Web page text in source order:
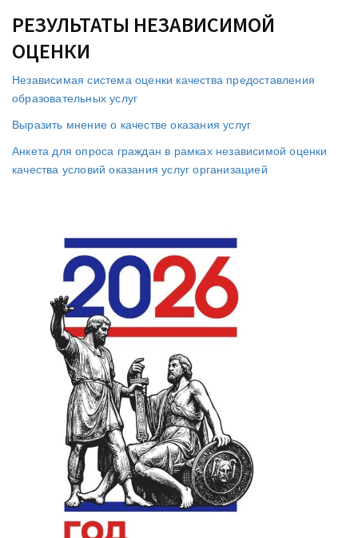
РЕЗУЛЬТАТЫ НЕЗАВИСИМОЙ
ОЦЕНКИ
Независимая система оценки качества предоставления
образовательных услуг
Выразить мнение о качестве оказания услуг
Анкета для опроса граждан в рамках независимой оценки
качества условий оказания услуг организацией